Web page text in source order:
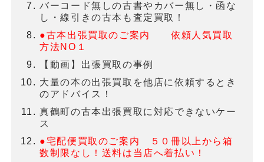
バーコード無しの古書やカバー無し・函な
し・線引きの古本も査定買取！
●古本出張買取のご案内 依頼人気買取
方法NO１
【動画】出張買取の事例
大量の本の出張買取を他店に依頼するとき
のアドバイス！
真鶴町の古本出張買取に対応できないケー
ス
●宅配便買取のご案内 ５０冊以上から箱
数制限なし！送料は当店へ着払い！